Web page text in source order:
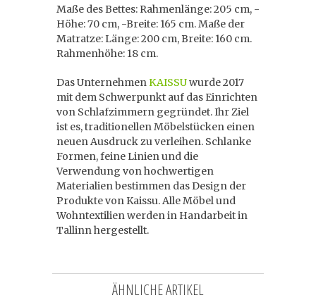
Maße des Bettes: Rahmenlänge: 205 cm, -
Höhe: 70 cm, -Breite: 165 cm. Maße der
Matratze: Länge: 200 cm, Breite: 160 cm.
Rahmenhöhe: 18 cm.
Das UnternehmenKAISSUwurde 2017
mit dem Schwerpunkt auf das Einrichten
von Schlafzimmern gegründet. Ihr Ziel
ist es, traditionellen Möbelstücken einen
neuen Ausdruck zu verleihen. Schlanke
Formen, feine Linien und die
Verwendung von hochwertigen
Materialien bestimmen das Design der
Produkte von Kaissu. Alle Möbel und
Wohntextilien werden in Handarbeit in
Tallinn hergestellt.
ÄHNLICHE ARTIKEL